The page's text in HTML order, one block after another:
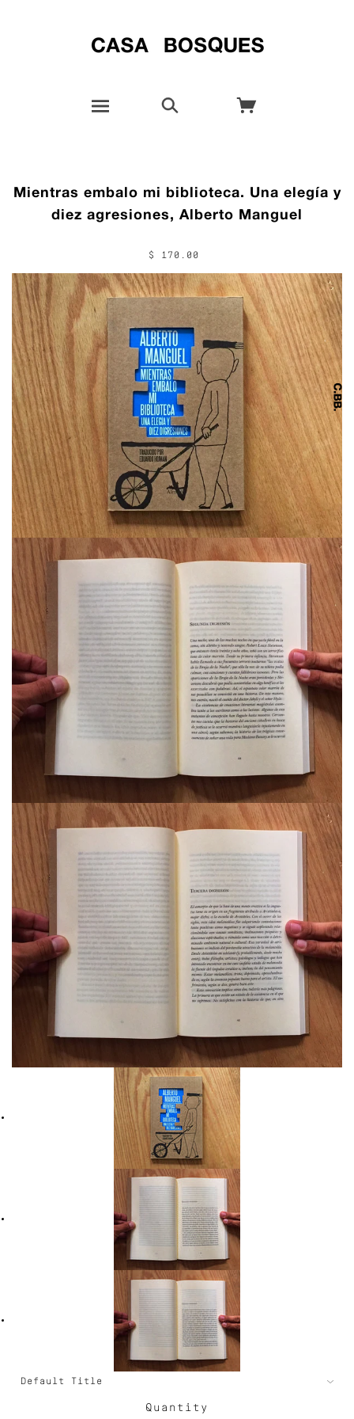
Mientras embalo mi biblioteca. Una elegía y
diez agresiones, Alberto Manguel
$ 170.00
Quantity